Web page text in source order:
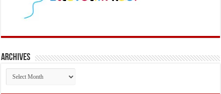
Archives
Archives